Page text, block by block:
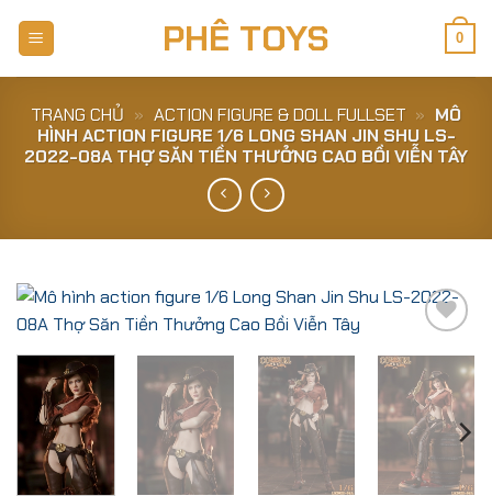
PHÊ TOYS 0
TRANG CHỦ » ACTION FIGURE & DOLL FULLSET » MÔ
HÌNH ACTION FIGURE 1/6 LONG SHAN JIN SHU LS-
2022-08A THỢ SĂN TIỀN THƯỞNG CAO BỒI VIỄN TÂY
Add to
Wishlist